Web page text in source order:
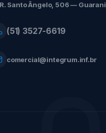
R. Santo Ângelo, 506 — Guarani
(51) 3527-6619
comercial@integrum.inf.br